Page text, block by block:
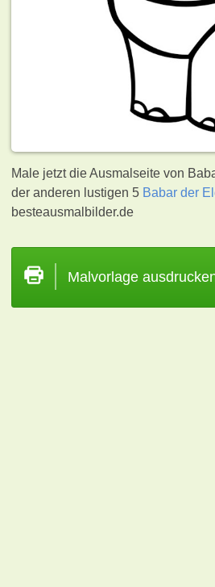
Male jetzt die Ausmalseite von
der anderen lustigen 5 Babar der
besteausmalbilder.de
Malvorlage